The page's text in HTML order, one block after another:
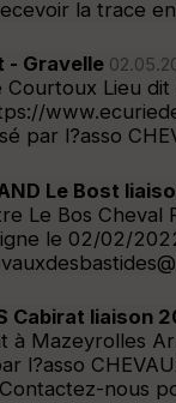
la trace
- Gravelle
Lieu
par l?asso
Le Bost
Le Bos
le 02/02/2022
Cabirat liaison
à
l?asso
nous